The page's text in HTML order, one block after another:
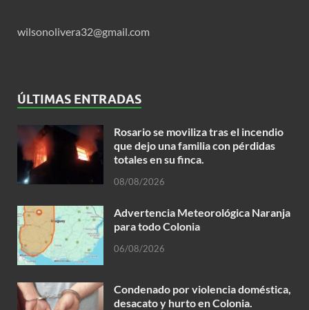
wilsonolivera32@gmail.com
ÚLTIMAS ENTRADAS
Rosario se moviliza tras el incendio
que dejo una familia con pérdidas
totales en su finca.
08/08/2026
Advertencia Meteorológica Naranja
para todo Colonia
06/08/2026
Condenado por violencia doméstica,
desacato y hurto en Colonia.